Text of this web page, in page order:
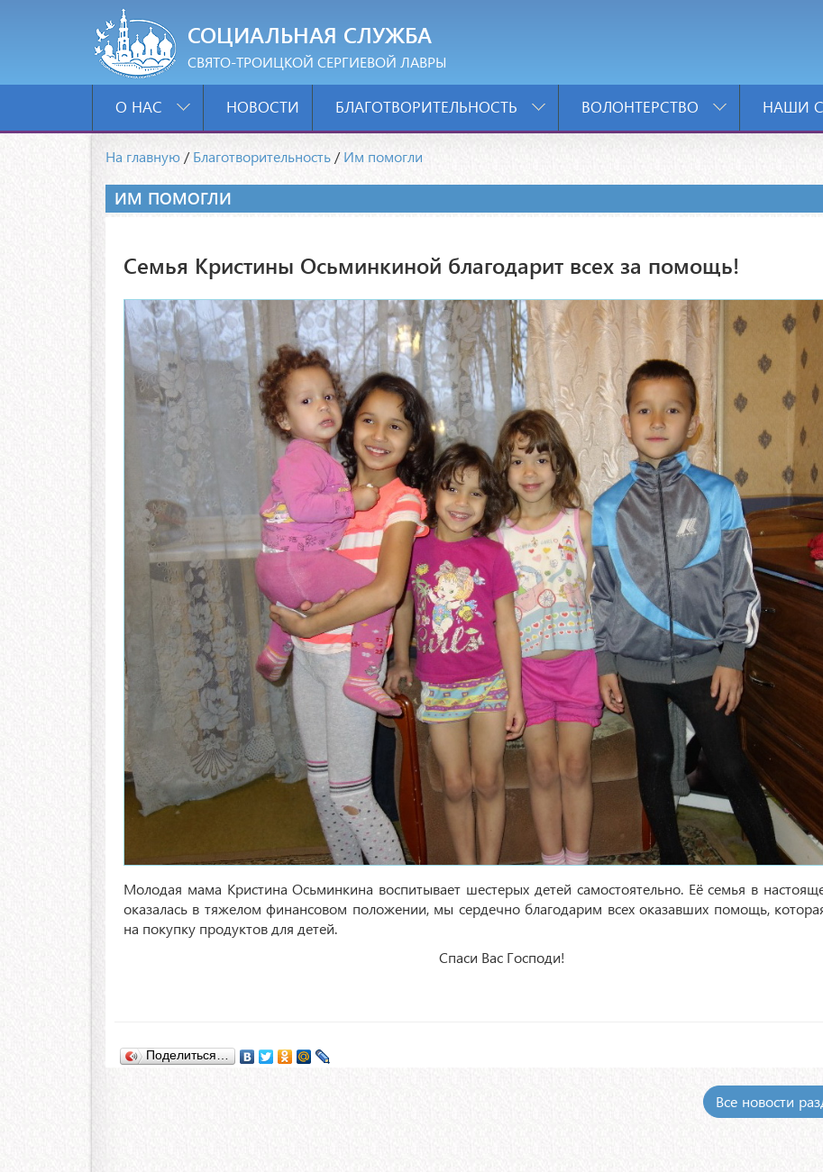
СОЦИАЛЬНАЯ СЛУЖБА
СВЯТО-ТРОИЦКОЙ СЕРГИЕВОЙ ЛАВРЫ
О НАС НОВОСТИ БЛАГОТВОРИТЕЛЬНОСТЬ ВОЛОНТЕРСТВО НАШИ
На главную /Благотворительность /Им помогли
ИМ ПОМОГЛИ
Семья Кристины Осьминкиной благодарит всех за помощь!
Молодая мама Кристина Осьминкина воспитывает шестерых детей самостоятельно. Её семья в
оказалась в тяжелом финансовом положении, мы сердечно благодарим всех оказавших помощь,
на покупку продуктов для детей.
Спаси Вас Господи!
Поделиться…
Все новости